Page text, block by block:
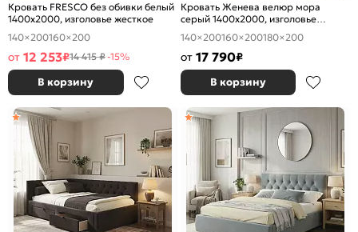
Кровать FRESCO без обивки белый
1400x2000, изголовье жесткое
140×200160×200
от 12 253₽14 415 ₽-15%
В корзину
Кровать Женева велюр мора
серый 1400x2000, изголовье
мягкое
140×200160×200180×200
от 17 790₽
В корзину